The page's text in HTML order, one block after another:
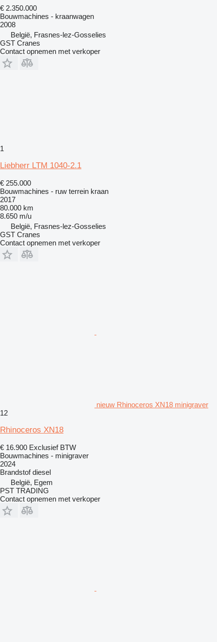
€ 2.350.000
Bouwmachines - kraanwagen
2008
België, Frasnes-lez-Gosselies
GST Cranes
Contact opnemen met verkoper
1
Liebherr LTM 1040-2.1
€ 255.000
Bouwmachines - ruw terrein kraan
2017
80.000 km
8.650 m/u
België, Frasnes-lez-Gosselies
GST Cranes
Contact opnemen met verkoper
nieuw Rhinoceros XN18 minigraver
12
Rhinoceros XN18
€ 16.900 Exclusief BTW
Bouwmachines - minigraver
2024
Brandstof diesel
België, Egem
PST TRADING
Contact opnemen met verkoper